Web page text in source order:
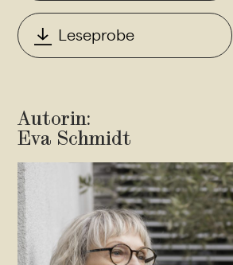
Leseprobe
Autorin:
Eva Schmidt